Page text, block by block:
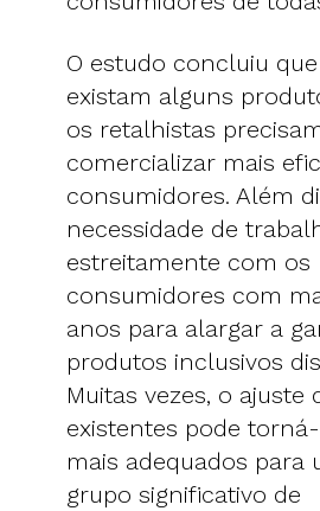
O estudo concluiu
existam alguns
os retalhistas
comercializar mais
consumidores. Além
necessidade de
estreitamente com os
consumidores com
anos para alargar a
produtos inclusivos
Muitas vezes, o ajuste
existentes pode
mais adequados para
grupo significativo de